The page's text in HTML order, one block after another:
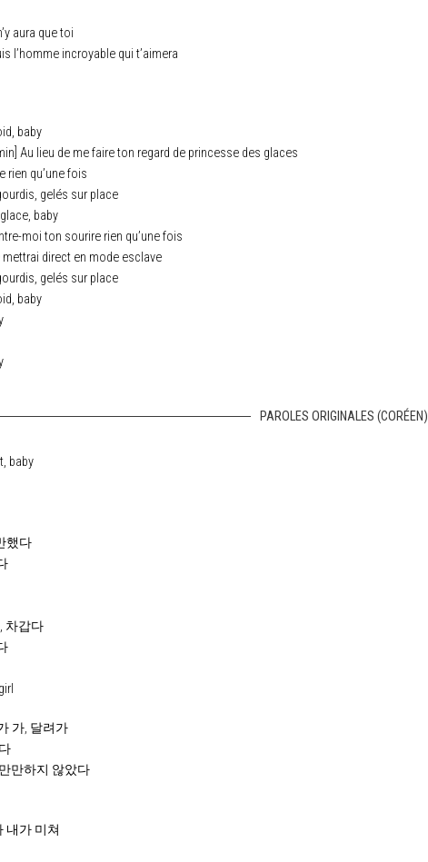
aura que toi
l’homme incroyable qui t’aimera
baby
Au lieu de me faire ton regard de princesse des glaces
rien qu’une fois
gelés sur place
baby
moi ton sourire rien qu’une fois
mettrai direct en mode esclave
gelés sur place
baby
PAROLES ORIGINALES (CORÉEN)
baby
했다
차갑다
가, 달려가
만하지 않았다
내가 미쳐